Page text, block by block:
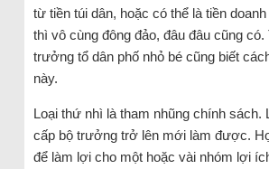
từ tiền túi dân, hoặc có thể là tiền
thì vô cùng đông đảo, đâu đâu cũng
trưởng tổ dân phố nhỏ bé cũng biết
này.
Loại thứ nhì là tham nhũng chính sách.
cấp bộ trưởng trở lên mới làm được.
để làm lợi cho một hoặc vài nhóm lợi